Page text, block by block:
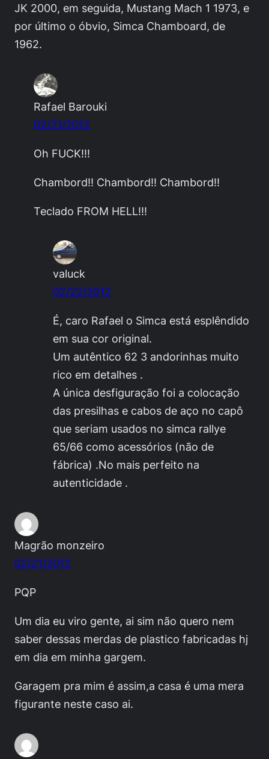
JK 2000, em seguida, Mustang Mach 1 1973, e
por último o óbvio, Simca Chamboard, de
1962.
Rafael Barouki
02/21/2012
Oh FUCK!!!
Chambord!! Chambord!! Chambord!!
Teclado FROM HELL!!!
valuck
02/22/2012
É, caro Rafael o Simca está esplêndido
em sua cor original.
Um autêntico 62 3 andorinhas muito
rico em detalhes .
A única desfiguração foi a colocação
das presilhas e cabos de aço no capô
que seriam usados no simca rallye
65/66 como acessórios (não de
fábrica) .No mais perfeito na
autenticidade .
Magrão monzeiro
02/21/2012
PQP
Um dia eu viro gente, ai sim não quero nem
saber dessas merdas de plastico fabricadas hj
em dia em minha gargem.
Garagem pra mim é assim,a casa é uma mera
figurante neste caso ai.